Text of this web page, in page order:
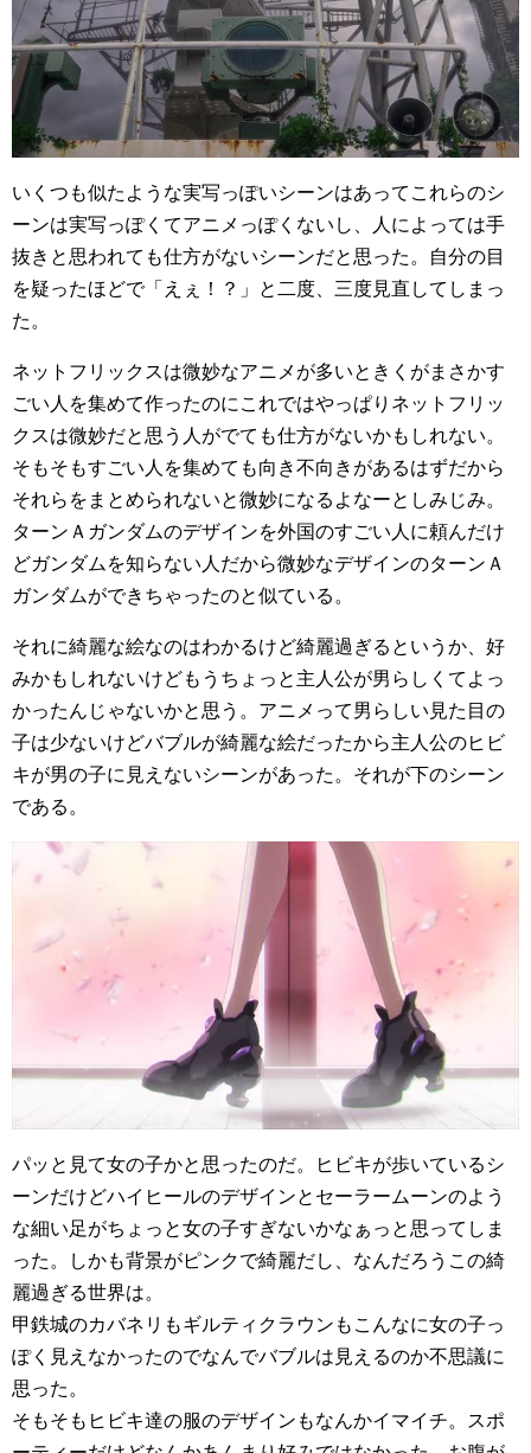
いくつも似たような実写っぽいシーンはあってこれらのシ
ーンは実写っぽくてアニメっぽくないし、人によっては手
抜きと思われても仕方がないシーンだと思った。自分の目
を疑ったほどで「えぇ！？」と二度、三度見直してしまっ
た。
ネットフリックスは微妙なアニメが多いときくがまさかす
ごい人を集めて作ったのにこれではやっぱりネットフリッ
クスは微妙だと思う人がでても仕方がないかもしれない。
そもそもすごい人を集めても向き不向きがあるはずだから
それらをまとめられないと微妙になるよなーとしみじみ。
ターンＡガンダムのデザインを外国のすごい人に頼んだけ
どガンダムを知らない人だから微妙なデザインのターンＡ
ガンダムができちゃったのと似ている。
それに綺麗な絵なのはわかるけど綺麗過ぎるというか、好
みかもしれないけどもうちょっと主人公が男らしくてよっ
かったんじゃないかと思う。アニメって男らしい見た目の
子は少ないけどバブルが綺麗な絵だったから主人公のヒビ
キが男の子に見えないシーンがあった。それが下のシーン
である。
パッと見て女の子かと思ったのだ。ヒビキが歩いているシ
ーンだけどハイヒールのデザインとセーラームーンのよう
な細い足がちょっと女の子すぎないかなぁっと思ってしま
った。しかも背景がピンクで綺麗だし、なんだろうこの綺
麗過ぎる世界は。
甲鉄城のカバネリもギルティクラウンもこんなに女の子っ
ぽく見えなかったのでなんでバブルは見えるのか不思議に
思った。
そもそもヒビキ達の服のデザインもなんかイマイチ。スポ